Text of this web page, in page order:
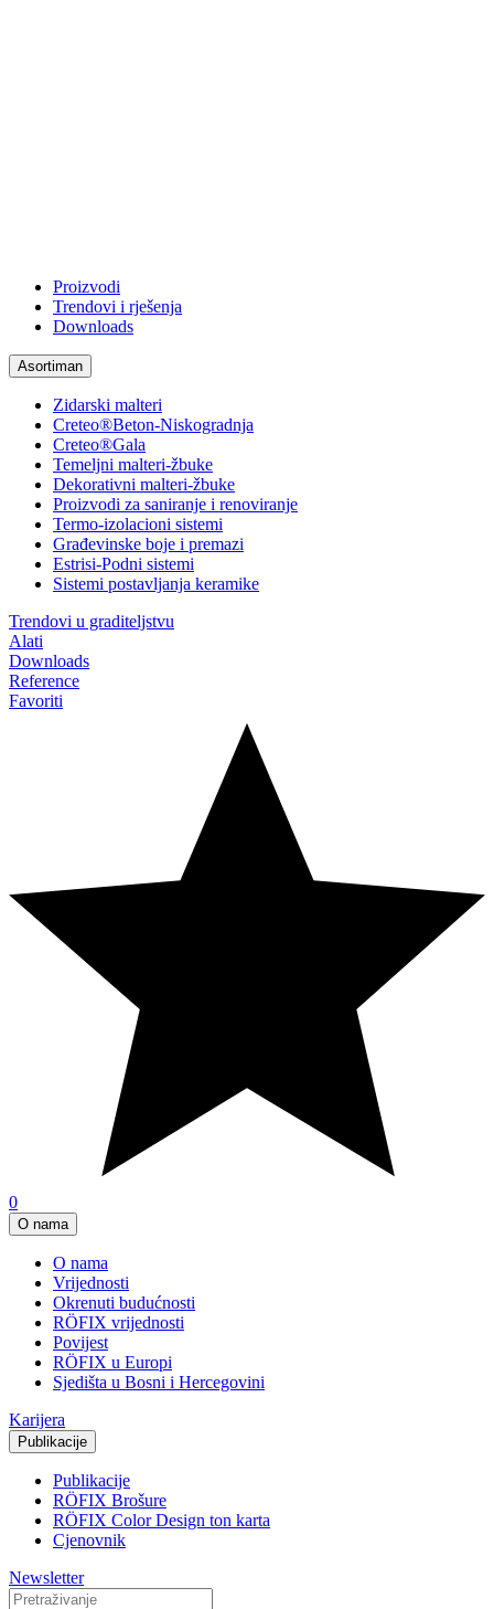
Proizvodi
Trendovi i rješenja
Downloads
Asortiman
Zidarski malteri
Creteo®Beton-Niskogradnja
Creteo®Gala
Temeljni malteri-žbuke
Dekorativni malteri-žbuke
Proizvodi za saniranje i renoviranje
Termo-izolacioni sistemi
Građevinske boje i premazi
Estrisi-Podni sistemi
Sistemi postavljanja keramike
Trendovi u graditeljstvu
Alati
Downloads
Reference
Favoriti
0
O nama
O nama
Vrijednosti
Okrenuti budućnosti
RÖFIX vrijednosti
Povijest
RÖFIX u Europi
Sjedišta u Bosni i Hercegovini
Karijera
Publikacije
Publikacije
RÖFIX Brošure
RÖFIX Color Design ton karta
Cjenovnik
Newsletter